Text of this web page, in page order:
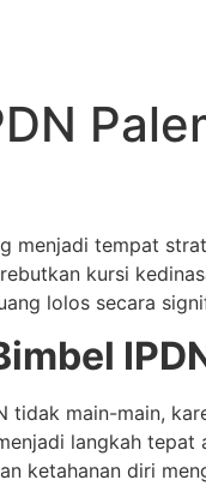
menjadi tempat
kursi
lolos secara
tidak main-main,
langkah
ketahanan diri